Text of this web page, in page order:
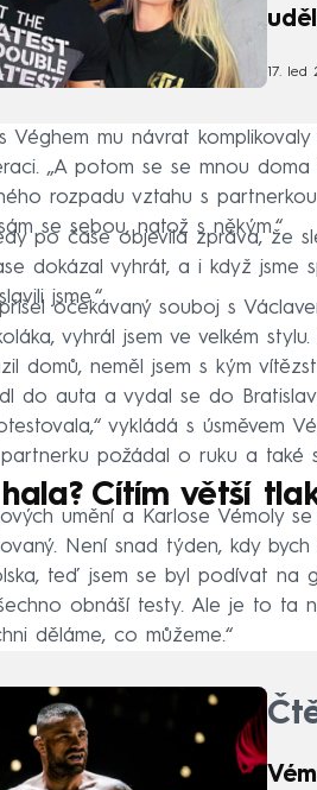
17. led
Véghem mu návrat
„A potom se se mnou doma
rozpadu vztahu s
se sebou, natož s někým.“
po čase objevila zpráva, že
dokázal vyhrát, a i když jsme
jsme.“
očekávaný souboj s
vyhrál jsem ve velkém
domů, neměl jsem s kým
do auta a vydal se do
vykládá s úsměvem
požádal o ruku a také
Cítím větší
umění a Karlose Vémoly
Není snad týden, kdy bych
teď jsem se byl podívat na
obnáší testy. Ale je to ta
děláme, co můžeme.“